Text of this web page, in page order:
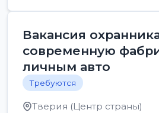
Вакансия
современную
личным авто
Требуются
Тверия (Центр страны)